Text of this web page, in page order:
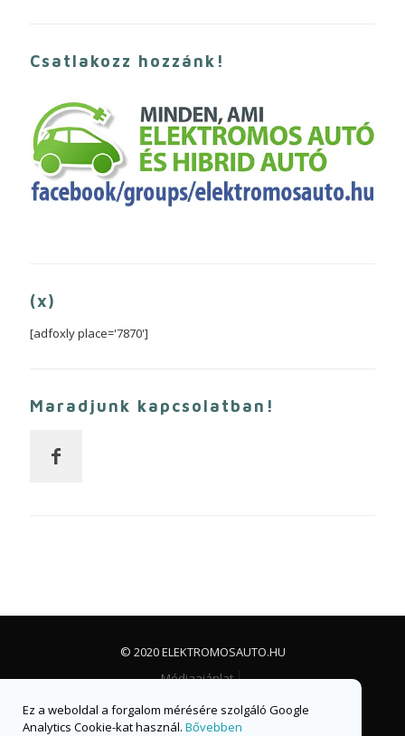
Csatlakozz hozzánk!
(x)
[adfoxly place='7870']
Maradjunk kapcsolatban!
© 2020 ELEKTROMOSAUTO.HU
Médiaajánlat
Facebook csoport
Facebook oldal
Ez a weboldal a forgalom mérésére szolgáló Google
Analytics Cookie-kat használ. Bővebben